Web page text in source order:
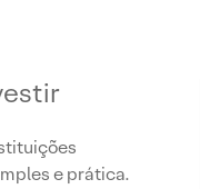
e prática.